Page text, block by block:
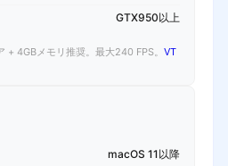
GTX950以上
4GBメモリ推奨。最大240 FPS。 VT
macOS 11以降